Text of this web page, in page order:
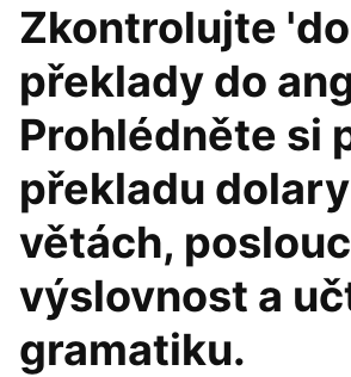
Zkontrolujte
překlady do
Prohlédněte si
překladu
větách,
výslovnost a
gramatiku.